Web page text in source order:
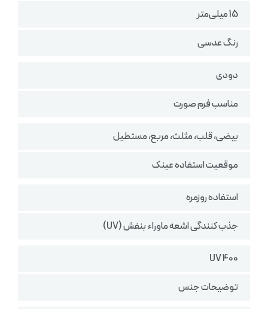
15 میلی‌متر
رنگ عدسی
دودی
مناسب فرم صورت
بیضی، قلب، مثلث، مربع، مستطیل
موقعیت استفاده عینک
استفاده روزمره
جذب کنندگی اشعه ماوراء بنفش (UV)
UV 400
توضیحات جنس